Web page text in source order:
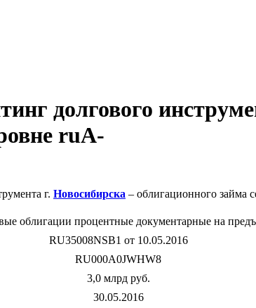
долгового
ruА-
г. Новосибирска – облигационного займа
облигации процентные документарные на
RU35008NSB1 от 10.05.2016
RU000A0JWHW8
3,0 млрд руб.
30.05.2016